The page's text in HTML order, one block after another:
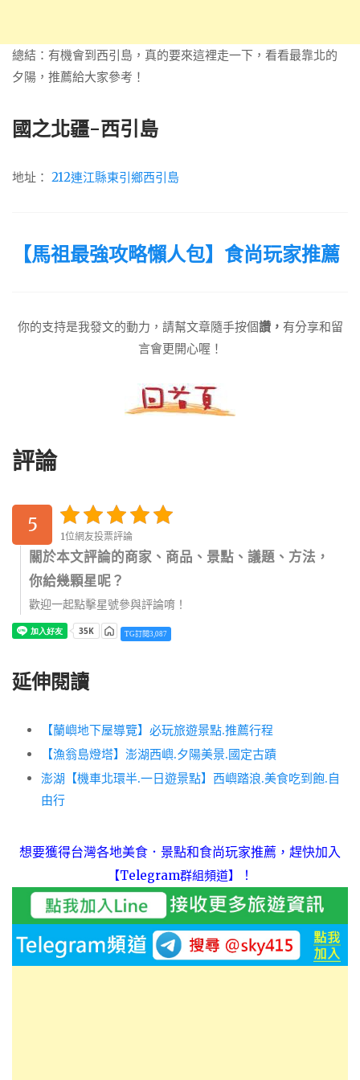
總結：有機會到西引島，真的要來這裡走一下，看看最靠北的
夕陽，推薦給大家參考！
國之北疆-西引島
地址： 212連江縣東引鄉西引島
【馬祖最強攻略懶人包】食尚玩家推薦
你的支持是我發文的動力，請幫文章隨手按個讚， 有分享和留
言會更開心喔！
評論
5
1位網友投票評論
關於本文評論的商家、商品、景點、議題、方法，
你給幾顆星呢？
歡迎一起點擊星號參與評論唷！
TG訂閱3,087
延伸閱讀
【蘭嶼地下屋導覽】必玩旅遊景點.推薦行程
【漁翁島燈塔】澎湖⻄嶼.夕陽美景.國定古蹟
澎湖【機車北環半.一日遊景點】西嶼踏浪.美食吃到飽.自
由行
想要獲得台灣各地美食．景點和食尚玩家推薦，趕快加入
【Telegram群組頻道】 ！